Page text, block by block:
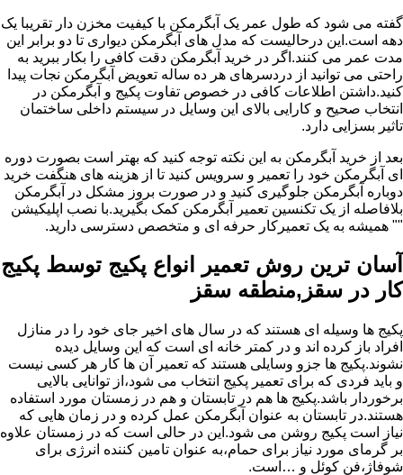
گفته می شود که طول عمر یک آبگرمکن با کیفیت مخزن دار تقریبا یک
دهه است.این درحالیست که مدل های آبگرمکن دیواری تا دو برابر این
مدت عمر می کنند.اگر در خرید آبگرمکن دقت کافی را بکار ببرید به
راحتی می توانید از دردسرهای هر ده ساله تعویض آبگرمکن نجات پیدا
کنید.داشتن اطلاعات کافی در خصوص تفاوت پکیج و آبگرمکن در
انتخاب صحیح و کارایی بالای این وسایل در سیستم داخلی ساختمان
تاثیر بسزایی دارد.
بعد از خرید آبگرمکن به این نکته توجه کنید که بهتر است بصورت دوره
ای آبگرمکن خود را تعمیر و سرویس کنید تا از هزینه های هنگفت خرید
دوباره آبگرمکن جلوگیری کنید و در صورت بروز مشکل در آبگرمکن
بلافاصله از یک تکنسین تعمیر آبگرمکن کمک بگیرید.با نصب اپلیکیشن
"" همیشه به یک تعمیرکار حرفه ای و متخصص دسترسی دارید.
آسان ترین روش تعمیر انواع پکیج توسط پکیج
کار در سقز,منطقه سقز
پکیج ها وسیله ای هستند که در سال های اخیر جای خود را در منازل
افراد باز کرده اند و در کمتر خانه ای است که این وسایل دیده
نشوند.پکیج ها جزو وسایلی هستند که تعمیر آن ها کار هر کسی نیست
و باید فردی که برای تعمیر پکیج انتخاب می شود،از توانایی بالایی
برخوردار باشد.پکیج ها هم در تابستان و هم در زمستان مورد استفاده
هستند.در تابستان به عنوان آبگرمکن عمل کرده و در زمان هایی که
نیاز است پکیج روشن می شود.این در حالی است که در زمستان علاوه
بر گرمای مورد نیاز برای حمام،به عنوان تامین کننده انرژی برای
شوفاژ،فن کوئل و …است.